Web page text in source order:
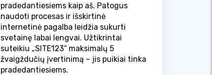
pradedantiesiems kaip aš. Patogus
naudoti procesas ir išskirtinė
internetinė pagalba leidžia sukurti
svetainę labai lengvai. Užtikrintai
suteikiu „SITE123“ maksimalų 5
žvaigždučių įvertinimą – jis puikiai tinka
pradedantiesiems.